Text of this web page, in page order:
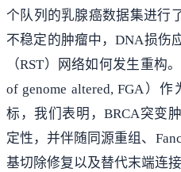
个队列的乳腺癌数据集进行
不稳定的肿瘤中，DNA损伤
（RST）网络如何发生重构
of genome altered, FGA）
标，我们表明，BRCA突变
定性，并伴随同源重组、
基切除修复以及替代末端连